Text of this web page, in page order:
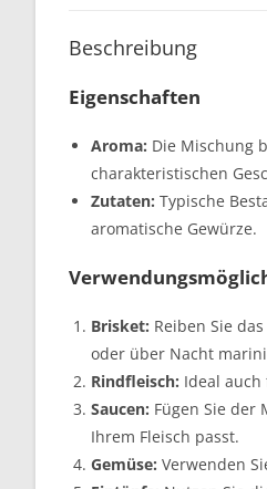
Beschreibung
Eigenschaften
Aroma: Die Mischung
charakteristischen
Zutaten: Typische
aromatische Gewürze.
Brisket: Reiben Sie
oder über Nacht
Rindfleisch: Ideal
Saucen: Fügen Sie der
Ihrem Fleisch passt.
Gemüse: Verwenden